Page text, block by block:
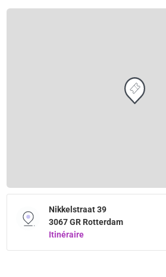
Nikkelstraat 39
3067 GR Rotterdam
Itinéraire